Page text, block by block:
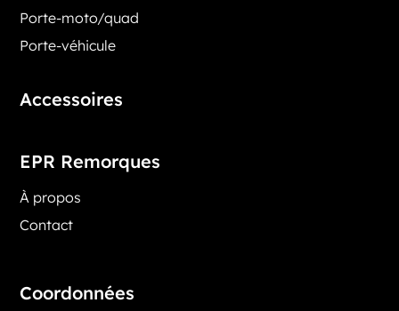
Porte-moto/quad
Porte-véhicule
Accessoires
EPR Remorques
À propos
Contact
Coordonnées